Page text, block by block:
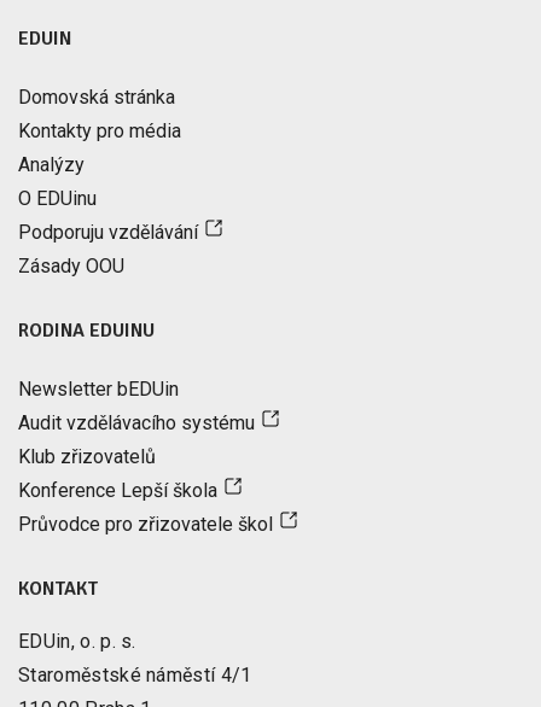
EDUIN
Domovská stránka
Kontakty pro média
Analýzy
O EDUinu
Podporuju vzdělávání
Zásady OOU
RODINA EDUINU
Newsletter bEDUin
Audit vzdělávacího systému
Klub zřizovatelů
Konference Lepší škola
Průvodce pro zřizovatele škol
KONTAKT
EDUin, o. p. s.
Staroměstské náměstí 4/1